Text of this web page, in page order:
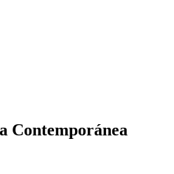
Contemporánea